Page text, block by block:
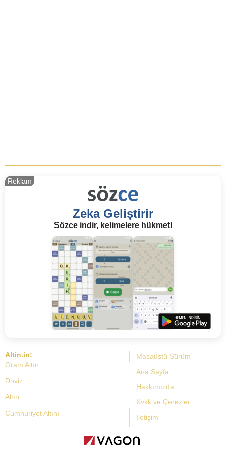
Zeka Geliştirir
Sözce indir, kelimelere hükmet!
Reklam
Masaüstü Sürüm
Ana Sayfa
Hakkımızda
Kvkk ve Çerezler
İletişim
Altin.in:
Gram Altın
Döviz
Altın
Cumhuriyet Altını
Dolar Kuru